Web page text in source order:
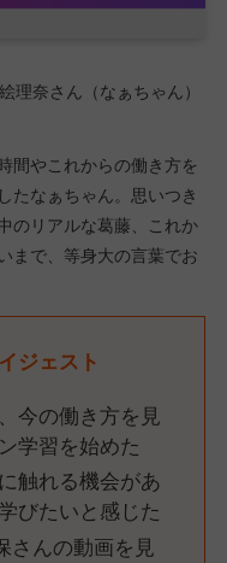
理奈さん（なぁちゃん）
間やこれからの働き方を
たなぁちゃん。思いつき
のリアルな葛藤、これか
まで、等身大の言葉でお
ジェスト
今の働き方を見
学習を始めた
触れる機会があ
びたいと感じた
さんの動画を見